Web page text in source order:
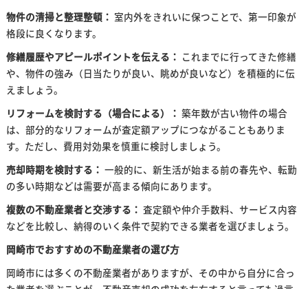
物件の清掃と整理整頓： 室内外をきれいに保つことで、第一印象が
格段に良くなります。
修繕履歴やアピールポイントを伝える： これまでに行ってきた修繕
や、物件の強み（日当たりが良い、眺めが良いなど）を積極的に伝
えましょう。
リフォームを検討する（場合による）： 築年数が古い物件の場合
は、部分的なリフォームが査定額アップにつながることもありま
す。ただし、費用対効果を慎重に検討しましょう。
売却時期を検討する： 一般的に、新生活が始まる前の春先や、転勤
の多い時期などは需要が高まる傾向にあります。
複数の不動産業者と交渉する： 査定額や仲介手数料、サービス内容
などを比較し、納得のいく条件で契約できる業者を選びましょう。
岡崎市でおすすめの不動産業者の選び方
岡崎市には多くの不動産業者がありますが、その中から自分に合っ